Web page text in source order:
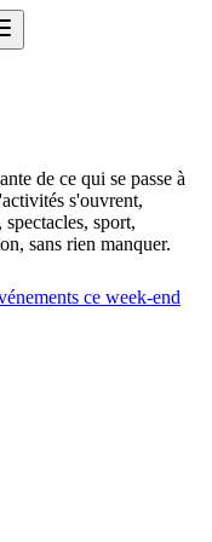
de ce qui se passe à
s'ouvrent,
sport,
sans rien manquer.
ce week-end